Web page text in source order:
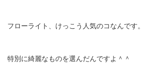
フローライト、けっこう人気のコなんです。
特別に綺麗なものを選んだんですよ＾＾